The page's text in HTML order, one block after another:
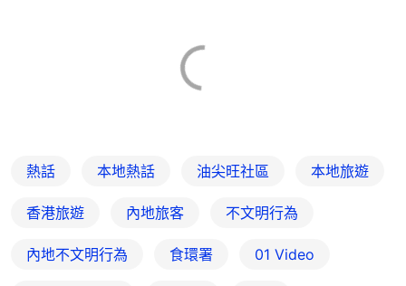
熱話 本地熱話 油尖旺社區 本地旅遊
香港旅遊 內地旅客 不文明行為
內地不文明行為 食環署 01 Video